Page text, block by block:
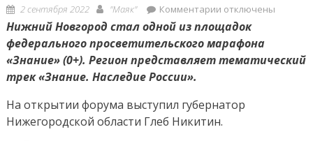
Posted
on
2 сентября 2022 Author
"Маяк" Комментариик
записи
Просветительский
марафон
на
отключены
Нижний Новгород стал одной из площадок
федерального просветительского марафона
«Знание» (0+). Регион представляет тематический
трек «Знание. Наследие России».
На открытии форума выступил губернатор
Нижегородской области Глеб Никитин.